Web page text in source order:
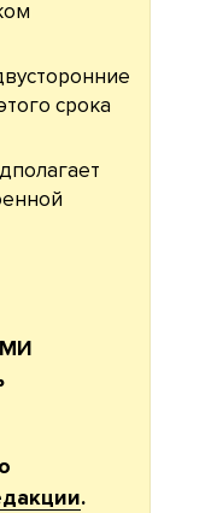
срока
.